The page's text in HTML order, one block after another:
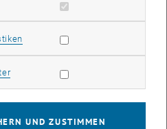
genauso wie Beton- und
Cookies zulassen
Statistik Cookies zulassen
Marketing Cookies zulassen
UND ZUSTIMMEN